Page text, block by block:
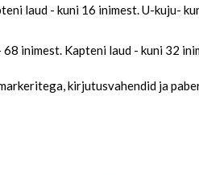
laud - kuni 16 inimest. U-kuju-
inimest. Kapteni laud - kuni 32
kirjutusvahendid ja